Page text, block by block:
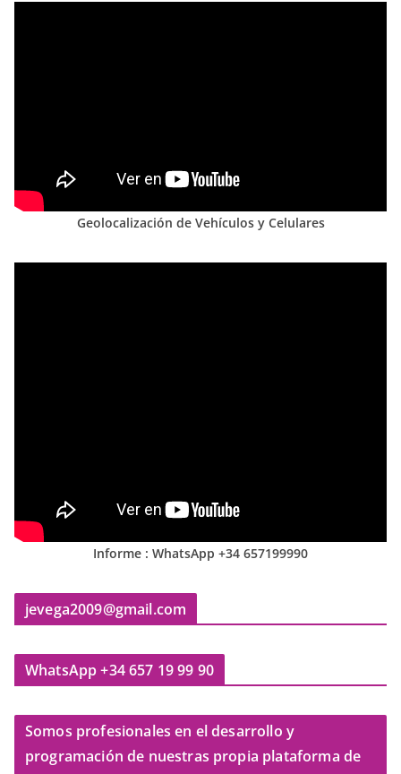
Geolocalización de Vehículos y Celulares
Informe : WhatsApp +34 657199990
jevega2009@gmail.com
WhatsApp +34 657 19 99 90
Somos profesionales en el desarrollo y
programación de nuestras propia plataforma de